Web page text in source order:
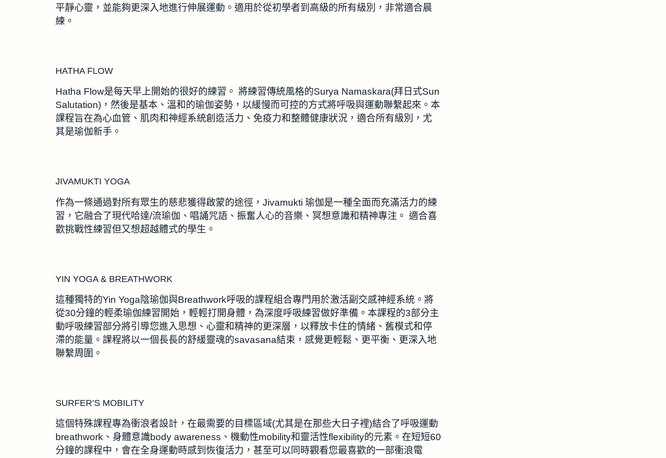
平靜心靈，並能夠更深入地進行伸展運動。適用於從初學者到高級的所有級別，非常適合晨
練。
HATHA FLOW
Hatha Flow是每天早上開始的很好的練習。 將練習傳統風格的Surya Namaskara(拜日式Sun
Salutation)，然後是基本、溫和的瑜伽姿勢，以緩慢而可控的方式將呼吸與運動聯繫起來。本
課程旨在為心血管、肌肉和神經系統創造活力、免疫力和整體健康狀況，適合所有級別，尤
其是瑜伽新手。
JIVAMUKTI YOGA
作為一條通過對所有眾生的慈悲獲得啟蒙的途徑，Jivamukti 瑜伽是一種全面而充滿活力的練
習，它融合了現代哈達/流瑜伽、唱誦咒語、振奮人心的音樂、冥想意識和精神專注。 適合喜
歡挑戰性練習但又想超越體式的學生。
YIN YOGA & BREATHWORK
這種獨特的Yin Yoga陰瑜伽與Breathwork呼吸的課程組合專門用於激活副交感神經系統。將
從30分鐘的輕柔瑜伽練習開始，輕輕打開身體，為深度呼吸練習做好準備。本課程的3部分主
動呼吸練習部分將引導您進入思想、心靈和精神的更深層，以釋放卡住的情緒、舊模式和停
滯的能量。課程將以一個長長的舒緩靈魂的savasana結束，感覺更輕鬆、更平衡、更深入地
聯繫周圍。
SURFER’S MOBILITY
這個特殊課程專為衝浪者設計，在最需要的目標區域(尤其是在那些大日子裡)結合了呼吸運動
breathwork、身體意識body awareness、機動性mobility和靈活性flexibility的元素。在短短60
分鐘的課程中，會在全身運動時感到恢復活力，甚至可以同時觀看您最喜歡的一部衝浪電